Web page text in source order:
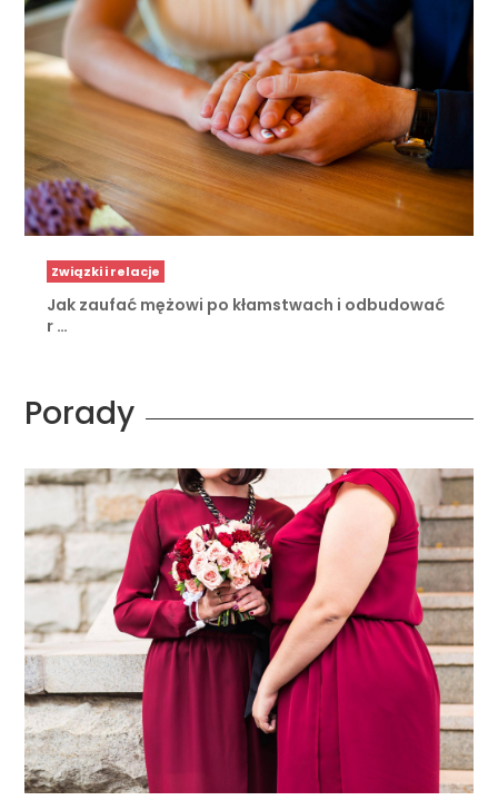
Związki i relacje
Jak zaufać mężowi po kłamstwach i odbudować
r …
Porady